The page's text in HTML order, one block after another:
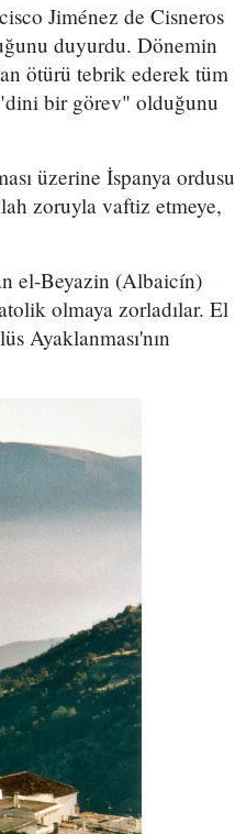
Jiménez de Cisneros
duyurdu. Dönemin
ötürü tebrik ederek tüm
bir görev" olduğunu
üzerine İspanya ordusu
zoruyla vaftiz etmeye,
el-Beyazin (Albaicín)
olmaya zorladılar. El
Ayaklanması'nın